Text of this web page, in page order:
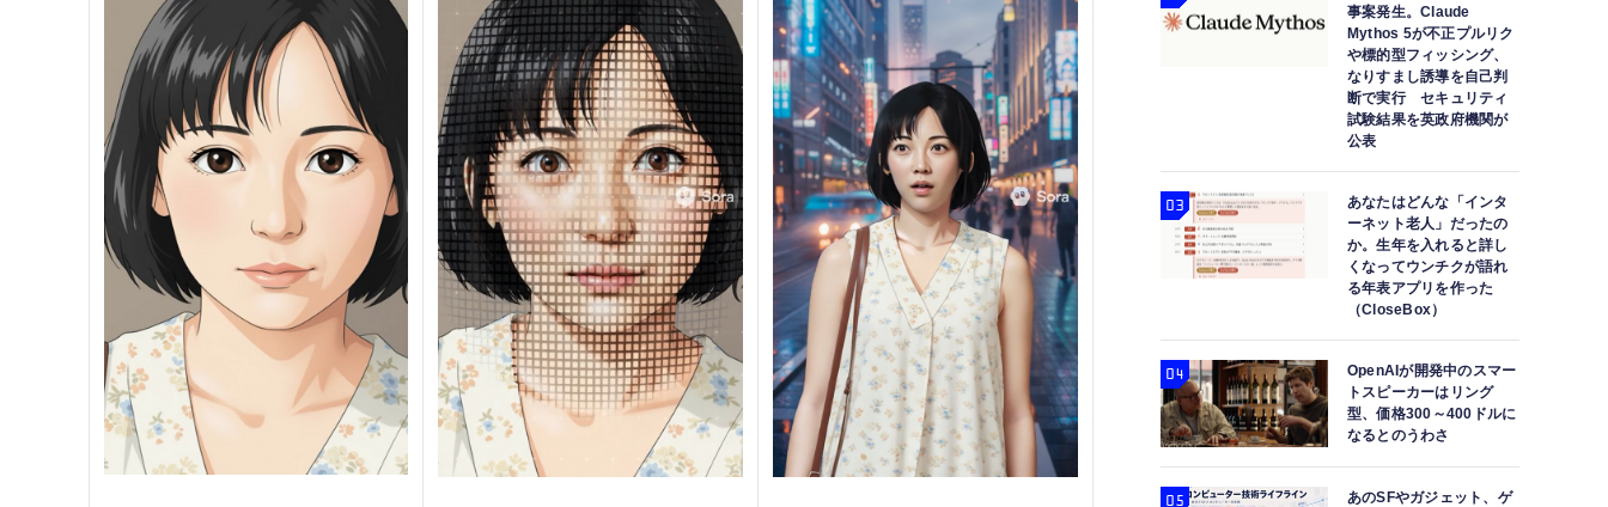
事案発生。Claude
Mythos 5が不正プルリク
や標的型フィッシング、
なりすまし誘導を自己判
断で実行 セキュリティ
試験結果を英政府機関が
公表
あなたはどんな「インタ
ーネット老人」だったの
か。生年を入れると詳し
くなってウンチクが語れ
る年表アプリを作った
（CloseBox）
OpenAIが開発中のスマー
トスピーカーはリング
型、価格300～400ドルに
なるとのうわさ
あのSFやガジェット、ゲ